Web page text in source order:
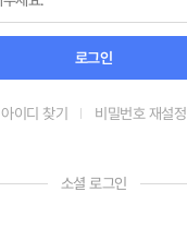
로그인
아이디 찾기 비밀번호 재설정
소셜 로그인